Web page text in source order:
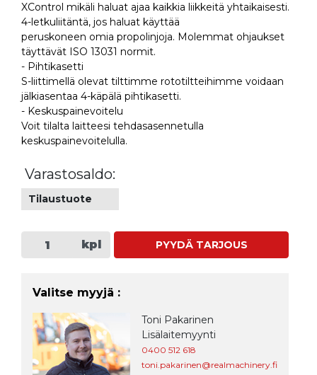
XControl mikäli haluat ajaa kaikkia liikkeitä yhtaikaisesti.
4-letkuliitäntä, jos haluat käyttää
peruskoneen omia propolinjoja. Molemmat ohjaukset
täyttävät ISO 13031 normit.
- Pihtikasetti
S-liittimellä olevat tilttimme rototiltteihimme voidaan
jälkiasentaa 4-käpälä pihtikasetti.
- Keskuspainevoitelu
Voit tilalta laitteesi tehdasasennetulla
keskuspainevoitelulla.
Varastosaldo:
Tilaustuote
kpl PYYDÄ TARJOUS
Valitse myyjä :
Toni Pakarinen
Lisälaitemyynti
0400 512 618
toni.pakarinen@realmachinery.fi